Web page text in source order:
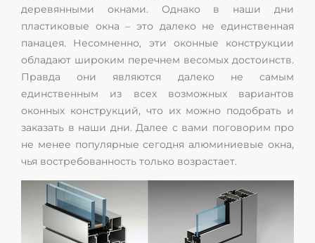
деревянными окнами. Однако в наши дни
пластиковые окна – это далеко не единственная
панацея. Несомненно, эти оконные конструкции
обладают широким перечнем весомых достоинств.
Правда они являются далеко не самым
единственным из всех возможных вариантов
оконных конструкций, что их можно подобрать и
заказать в наши дни. Далее с вами поговорим про
не менее популярные сегодня алюминиевые окна,
чья востребованность только возрастает.